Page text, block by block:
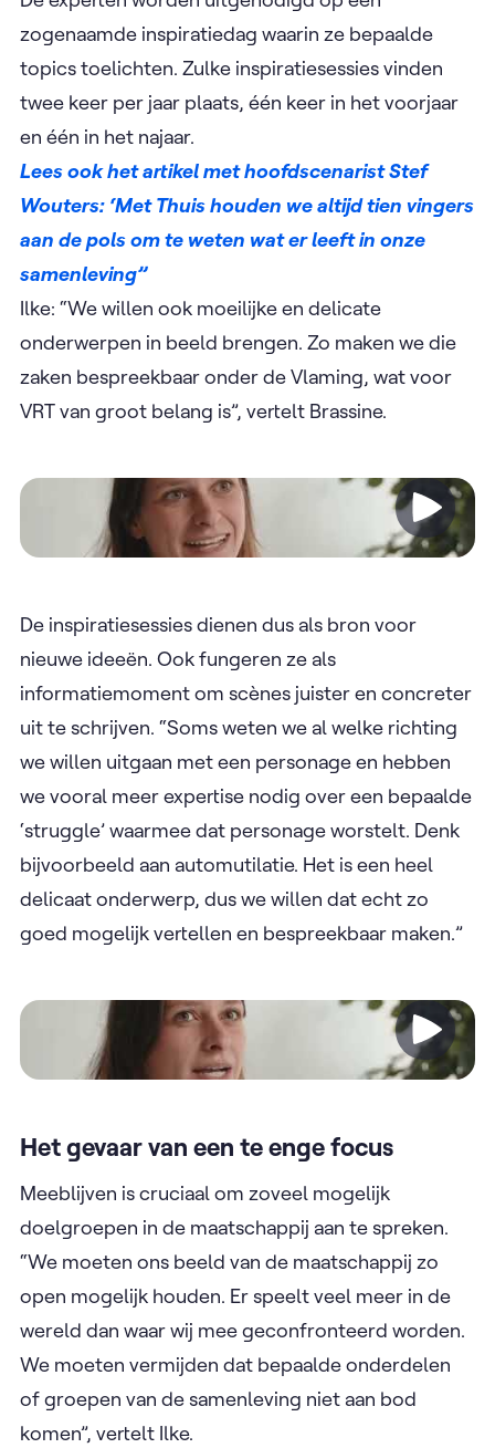
zogenaamde inspiratiedag waarin ze bepaalde
topics toelichten. Zulke inspiratiesessies vinden
twee keer per jaar plaats, één keer in het voorjaar
en één in het najaar.
Lees ook het artikel met hoofdscenarist Stef
Wouters: ‘Met Thuis houden we altijd tien vingers
aan de pols om te weten wat er leeft in onze
samenleving”
Ilke: “We willen ook moeilijke en delicate
onderwerpen in beeld brengen. Zo maken we die
zaken bespreekbaar onder de Vlaming, wat voor
VRT van groot belang is”, vertelt Brassine.
Video
De inspiratiesessies dienen dus als bron voor
nieuwe ideeën. Ook fungeren ze als
informatiemoment om scènes juister en concreter
uit te schrijven. “Soms weten we al welke richting
we willen uitgaan met een personage en hebben
we vooral meer expertise nodig over een bepaalde
‘struggle’ waarmee dat personage worstelt. Denk
bijvoorbeeld aan automutilatie. Het is een heel
delicaat onderwerp, dus we willen dat echt zo
goed mogelijk vertellen en bespreekbaar maken.”
Video
Het gevaar van een te enge focus
Meeblijven is cruciaal om zoveel mogelijk
doelgroepen in de maatschappij aan te spreken.
“We moeten ons beeld van de maatschappij zo
open mogelijk houden. Er speelt veel meer in de
wereld dan waar wij mee geconfronteerd worden.
We moeten vermijden dat bepaalde onderdelen
of groepen van de samenleving niet aan bod
komen”, vertelt Ilke.